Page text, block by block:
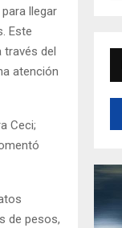
llegar
Este
del
atención
Ceci;
de pesos,
e